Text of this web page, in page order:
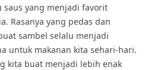
saus yang menjadi favorit
Rasanya yang pedas dan
sambel selalu menjadi
untuk makanan kita sehari-hari.
kita buat menjadi lebih enak